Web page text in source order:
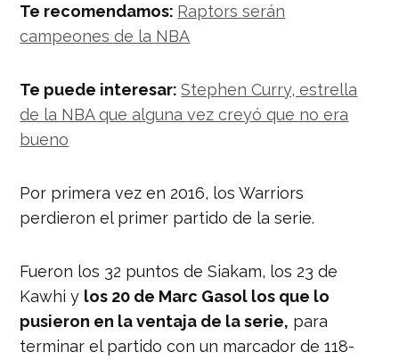
(@naciondeportes_)May 31, 2019
Te recomendamos: Raptors serán
campeones de la NBA
Te puede interesar:Stephen Curry, estrella
de la NBA que alguna vez creyó que no era
bueno
Por primera vez en 2016, los Warriors
perdieron el primer partido de la serie.
Fueron los 32 puntos de Siakam, los 23 de
Kawhi y los 20 de Marc Gasol los que lo
pusieron en la ventaja de la serie, para
terminar el partido con un marcador de 118-